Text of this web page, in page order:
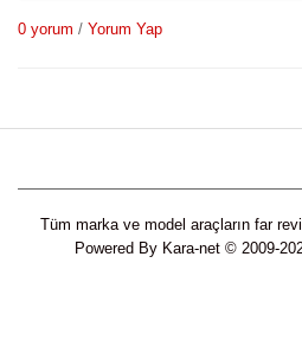
0 yorum / Yorum Yap
Tüm marka ve model araçların far
Powered By Kara-net© 2009-